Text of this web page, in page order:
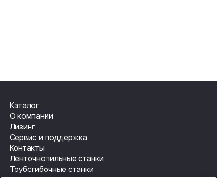
Каталог
О компании
Лизинг
Сервис и поддержка
Контакты
Ленточнопильные станки
Трубогибочные станки
Станки лазерной резки